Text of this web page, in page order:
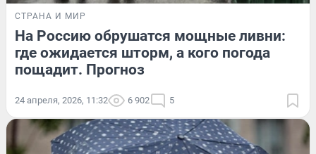
СТРАНА И МИР
На Россию обрушатся мощные ливни:
где ожидается шторм, а кого погода
пощадит. Прогноз
24 апреля, 2026, 11:32 6 902 5